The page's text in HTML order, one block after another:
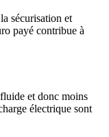
sécurisation et
payé contribue à
et donc moins
électrique sont